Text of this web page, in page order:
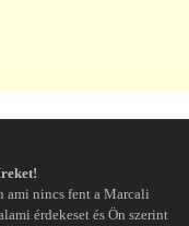
ami nincs fent a Marcali
érdekeset és Ön szerint